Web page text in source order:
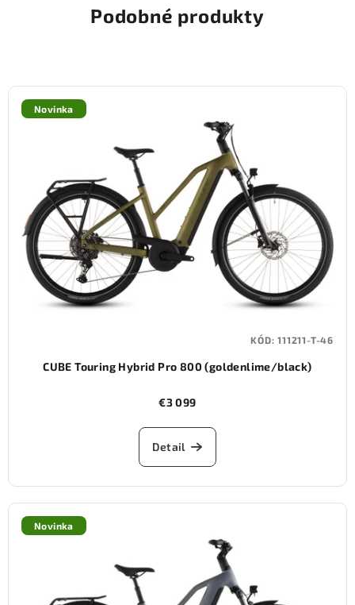
Podobné produkty
Novinka
CUBE Touring Hybrid Pro 800 (goldenlime/black)
€3 099
Detail
KÓD:111211-T-46
Novinka